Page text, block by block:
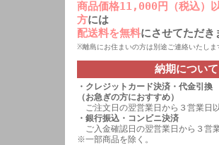
商品価格11,000円（税込）
方には
配送料を無料にさせてただき
※離島にお住まいの方は別途ご連絡いたしま
納期について
・ クレジットカード決済 ・代金引換
（お急ぎの方におすすめ）
ご注文日の翌営業日から３営業日
・銀行振込・コンビニ決済
ご入金確認日の翌営業日から３営
※一部商品を除く。